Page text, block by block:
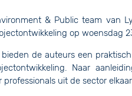
& Public team van
op woensdag
de auteurs een
Naar
professionals uit de sector